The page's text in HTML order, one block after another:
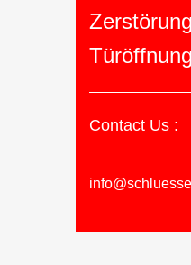
Contact Us :